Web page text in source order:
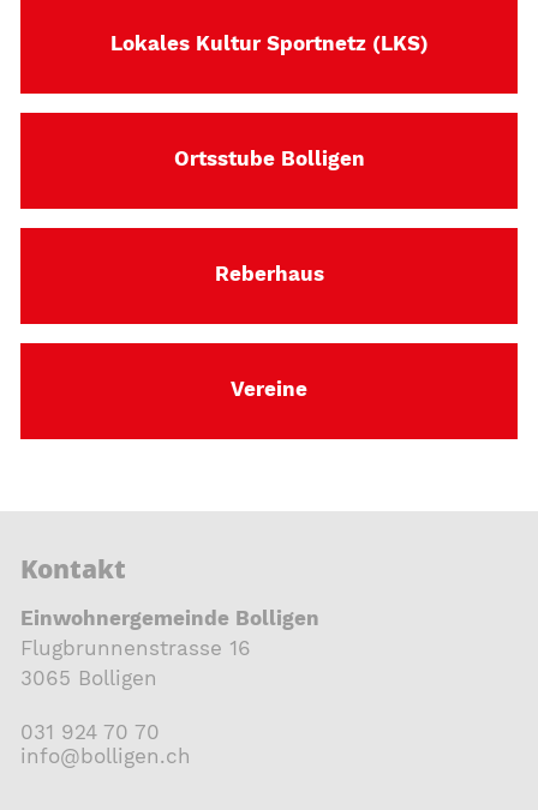
Lokales Kultur Sportnetz (LKS)
Ortsstube Bolligen
Reberhaus
Vereine
Kontakt
Einwohnergemeinde Bolligen
Flugbrunnenstrasse 16
3065 Bolligen
031 924 70 70
nf
b ll g n ch